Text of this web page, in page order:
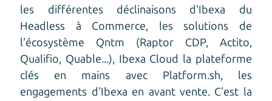
les différentes déclinaisons d'Ibexa du
Headless à Commerce, les solutions de
l'écosystème Qntm (Raptor CDP, Actito,
Qualifio, Quable...), Ibexa Cloud la plateforme
clés en mains avec Platform.sh, les
engagements d'Ibexa en avant vente. C'est la